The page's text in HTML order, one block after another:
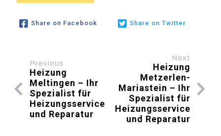
Share on Facebook Share on Twitter
Previous
Heizung
Meltingen – Ihr
Spezialist für
Heizungsservice
und Reparatur
Next
Heizung
Metzerlen-
Mariastein – Ihr
Spezialist für
Heizungsservice
und Reparatur